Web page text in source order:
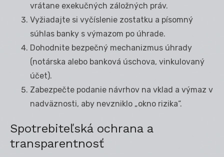
vrátane exekučných záložných práv.
Vyžiadajte si vyčíslenie zostatku a písomný
súhlas banky s výmazom po úhrade.
Dohodnite bezpečný mechanizmus úhrady
(notárska alebo banková úschova, vinkulovaný
účet).
Zabezpečte podanie návrhov na vklad a výmaz v
nadväznosti, aby nevzniklo „okno rizika“.
Spotrebiteľská ochrana a
transparentnosť